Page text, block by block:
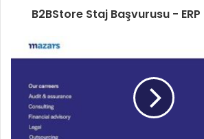
B2BStore Staj Başvurusu - ERP